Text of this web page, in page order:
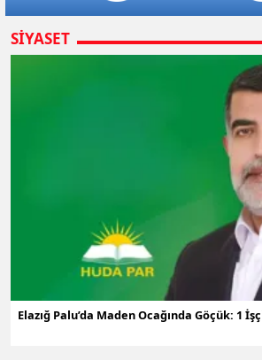
SIYASET
Elazığ Palu’da Maden Ocağında Göçük: 1